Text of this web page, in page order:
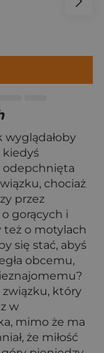
wyglądałoby
kiedyś
odepchnięta
chociaż
przez
gorących i
też o motylach
się stać, abyś
obcemu,
związku, który
w
mimo że ma
że miłość